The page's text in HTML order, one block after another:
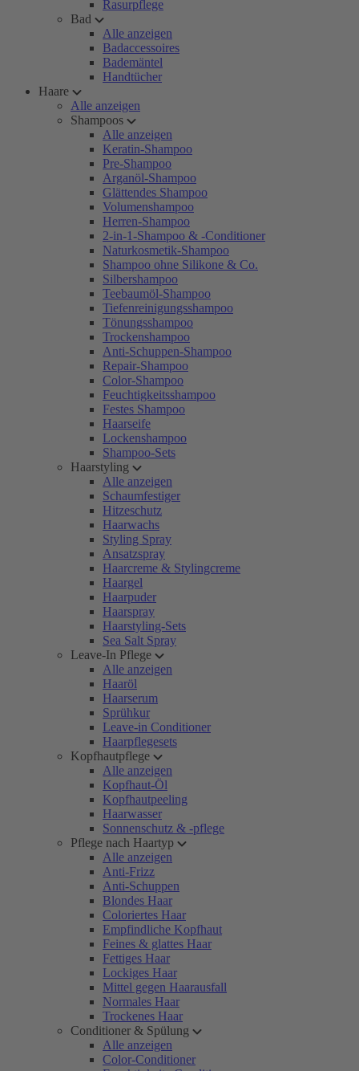
Rasurpflege
Bad
Alle anzeigen
Badaccessoires
Bademäntel
Handtücher
Haare
Alle anzeigen
Shampoos
Alle anzeigen
Keratin-Shampoo
Pre-Shampoo
Arganöl-Shampoo
Glättendes Shampoo
Volumenshampoo
Herren-Shampoo
2-in-1-Shampoo & -Conditioner
Naturkosmetik-Shampoo
Shampoo ohne Silikone & Co.
Silbershampoo
Teebaumöl-Shampoo
Tiefenreinigungsshampoo
Tönungsshampoo
Trockenshampoo
Anti-Schuppen-Shampoo
Repair-Shampoo
Color-Shampoo
Feuchtigkeitsshampoo
Festes Shampoo
Haarseife
Lockenshampoo
Shampoo-Sets
Haarstyling
Alle anzeigen
Schaumfestiger
Hitzeschutz
Haarwachs
Styling Spray
Ansatzspray
Haarcreme & Stylingcreme
Haargel
Haarpuder
Haarspray
Haarstyling-Sets
Sea Salt Spray
Leave-In Pflege
Alle anzeigen
Haaröl
Haarserum
Sprühkur
Leave-in Conditioner
Haarpflegesets
Kopfhautpflege
Alle anzeigen
Kopfhaut-Öl
Kopfhautpeeling
Haarwasser
Sonnenschutz & -pflege
Pflege nach Haartyp
Alle anzeigen
Anti-Frizz
Anti-Schuppen
Blondes Haar
Coloriertes Haar
Empfindliche Kopfhaut
Feines & glattes Haar
Fettiges Haar
Lockiges Haar
Mittel gegen Haarausfall
Normales Haar
Trockenes Haar
Conditioner & Spülung
Alle anzeigen
Color-Conditioner